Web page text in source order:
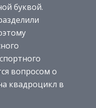
буквой.
вопросом о
квадроцикл в